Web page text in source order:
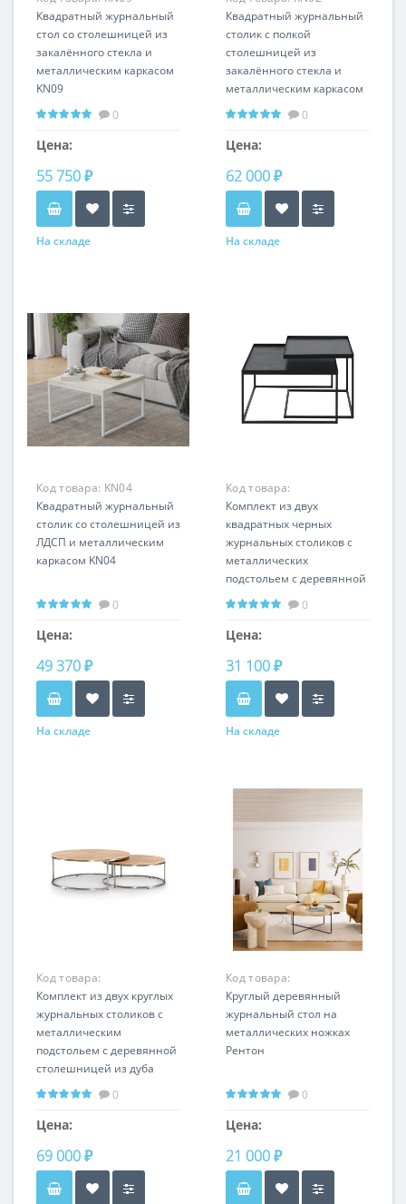
Квадратный журнальный
стол со столешницей из
закалённого стекла и
металлическим каркасом
KN09
0
Цена:
55 750 ₽
На складе
Квадратный журнальный
столик с полкой
столешницей из
закалённого стекла и
металлическим каркасом
KN02
0
Цена:
62 000 ₽
На складе
Код товара: KN04
Квадратный журнальный
столик со столешницей из
ЛДСП и металлическим
каркасом KN04
0
Цена:
49 370 ₽
На складе
Код товара:
LHFCT322VIM-BO
Комплект из двух
квадратных черных
журнальных столиков с
металлических
подстольем с деревянной
столешницей Ларго
0
Цена:
31 100 ₽
На складе
Код товара:
LHFCT320VIM-BWO
Комплект из двух круглых
журнальных столиков с
металлическим
подстольем с деревянной
столешницей из дуба
Фитц
0
Цена:
69 000 ₽
Код товара:
LHFCT051123SH
Круглый деревянный
журнальный стол на
металлических ножках
Рентон
0
Цена:
21 000 ₽